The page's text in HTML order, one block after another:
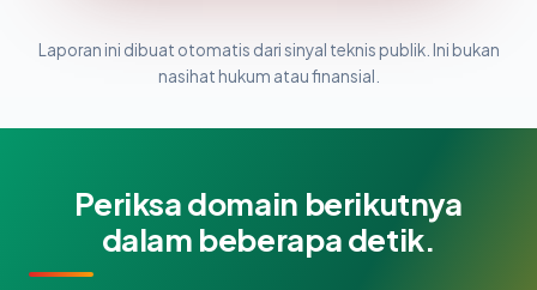
Laporan ini dibuat otomatis dari sinyal teknis publik. Ini bukan
nasihat hukum atau finansial.
Periksa domain berikutnya
dalam beberapa detik.